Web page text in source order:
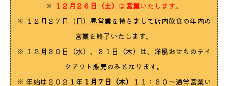
※ １２月２６日（土） は 営業いたします。
※ １２月２７日（日）昼営業を持ちまして店内飲食の年内の
営業を終了いたします。
※ １２月３０日（水）、３１日（木）は、洋風おせちのテイ
クアウト販売のみとなります。
※ 年始は２０２１年 １月７日（木）
１１：３０〜通常営業い